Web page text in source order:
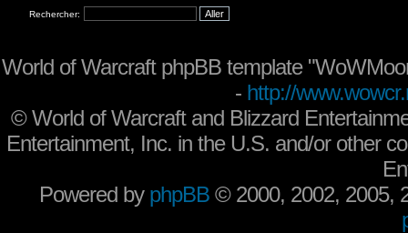
Rechercher:
World of Warcraft phpBB template
- http://
©World of Warcraft and Blizzard
Entertainment, Inc. in the U.S. and/or other
Powered by phpBB © 2000, 2002, 2005,